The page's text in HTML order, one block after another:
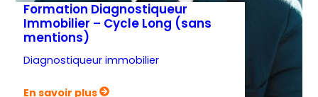
Formation Diagnostiqueur
Immobilier – Cycle Long (sans
mentions)
Diagnostiqueur immobilier
En savoir plus
: